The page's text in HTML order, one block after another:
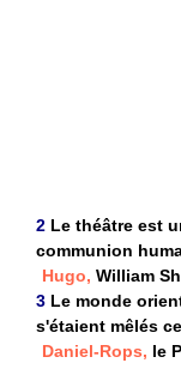
2 Le théâtre est
communion
Hugo, William
3 Le monde
s'étaient mêlés
Daniel-Rops, le